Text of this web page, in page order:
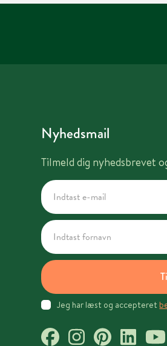
Nyhedsmail
Tilmeld dig nyhedsbrevet
Jeg har læst og accepteret